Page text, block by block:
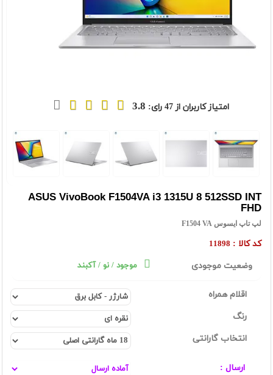
امتیاز کاربران از47 رای: 3.8
ASUS VivoBook F1504VA i3 1315U 8 512SSD INT
FHD
لپ تاپ ایسوس F1504 VA
کد کالا : 11898
وضعیت موجودی موجود / نو / آکبند
اقلام همراه
رنگ
انتخاب گارانتی
ارسال :